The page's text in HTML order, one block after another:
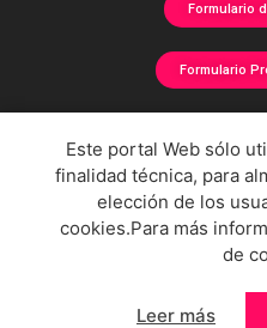
Formulario
Formulario
Si su negocio no aparece o contiene
o envíenos un correo electrónico.
Este portal Web sólo
finalidad técnica, para
elección de los
cookies.Para más
de
Leer más